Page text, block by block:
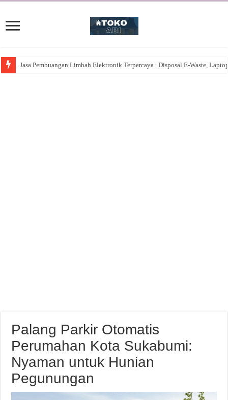
Jasa Pembuangan Limbah Elektronik Terpercaya | Disposal E-Waste,
Palang Parkir Otomatis
Perumahan Kota Sukabumi:
Nyaman untuk Hunian
Pegunungan